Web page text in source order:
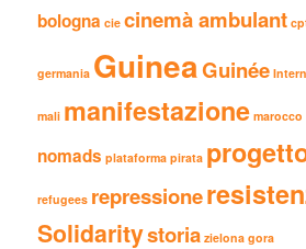
bologna cie cinemà ambulant
germania GuineaGuinée
mali manifestazione marocco
nomads plataforma pirata
refugees repressione
Solidaritystoria zielona gora